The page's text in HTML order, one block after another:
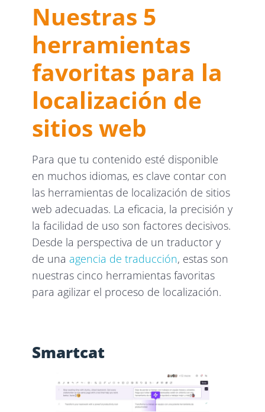
Nuestras 5
herramientas
favoritas para la
localización de
sitios web
Para que tu contenido esté disponible
en muchos idiomas, es clave contar con
las herramientas de localización de sitios
web adecuadas. La eficacia, la precisión y
la facilidad de uso son factores decisivos.
Desde la perspectiva de un traductor y
de unaagencia de traducción, estas son
nuestras cinco herramientas favoritas
para agilizar el proceso de localización.
Smartcat